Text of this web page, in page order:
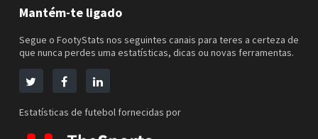
Mantém-te ligado
Segue o FootyStats nos seguintes canais para teres a certeza de
que nunca perdes uma estatísticas, dicas ou novas ferramentas.
Estatísticas de futebol fornecidas por